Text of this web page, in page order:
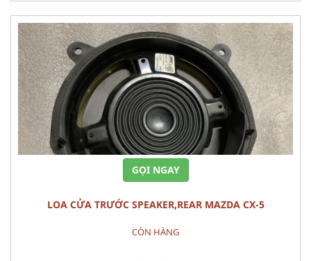
GỌI NGAY
LOA CỬA TRƯỚC SPEAKER,REAR MAZDA CX-5
CÒN HÀNG